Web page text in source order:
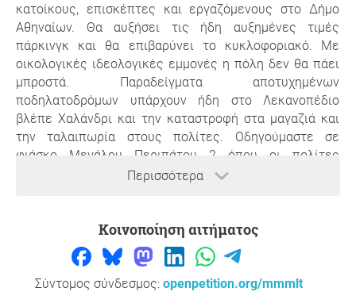
Περισσότερα
κατοίκους, επισκέπτες και εργαζόμενους στο Δήμο
Αθηναίων. Θα αυξήσει τις ήδη αυξημένες τιμές
πάρκινγκ και θα επιβαρύνει το κυκλοφοριακό. Με
οικολογικές ιδεολογικές εμμονές η πόλη δεν θα πάει
μπροστά. Παραδείγματα αποτυχημένων
ποδηλατοδρόμων υπάρχουν ήδη στο Λεκανοπέδιο
βλέπε Χαλάνδρι και την καταστροφή στα μαγαζιά και
την ταλαιπωρία στους πολίτες. Οδηγούμαστε σε
φιάσκο Μεγάλου Περιπάτου 2 όπου οι πολίτες
ταλαιπωρήθηκαν. Μέλημα του δήμου πρέπει να είναι η
Η Αθήνα έχει ανηφόρες, στενούς δρόμους και έναν
πληθυσμό που στην πλειοψηφία του δεν μπορεί να
μετακινείται με ποδήλατο (ηλικιωμένοι, γονείς με
παιδιά, επαγγελματίες). Ο ποδηλατοδρόμος ουσιαστικά
Κοινοποίηση αιτήματος
Σύντομος σύνδεσμος: openpetition.org/mmmlt